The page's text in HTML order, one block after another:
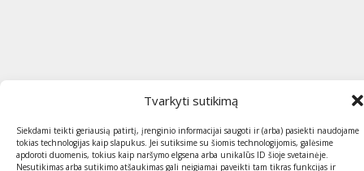
Tvarkyti sutikimą
Siekdami teikti geriausią patirtį, įrenginio informacijai saugoti ir (arba) pasiekti naudojame
tokias technologijas kaip slapukus. Jei sutiksime su šiomis technologijomis, galėsime
apdoroti duomenis, tokius kaip naršymo elgsena arba unikalūs ID šioje svetainėje.
Nesutikimas arba sutikimo atšaukimas gali neigiamai paveikti tam tikras funkcijas ir